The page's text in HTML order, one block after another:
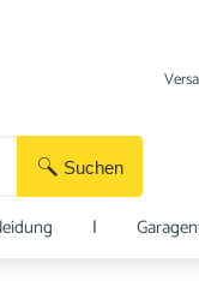
Suchen
|